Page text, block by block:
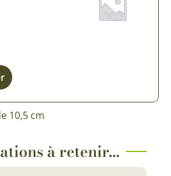
10,5 cm
à retenir...